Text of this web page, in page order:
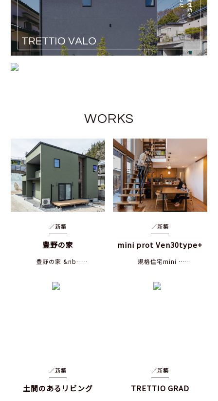
WORKS
／新築
豊野の家
豊野の家 &nb……
／新築
mini prot Ven30type+
規格住宅mini ……
／新築
土間のあるリビング
／新築
TRETTIO GRAD